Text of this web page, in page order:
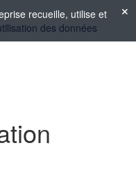
recueille, utilise et
des données